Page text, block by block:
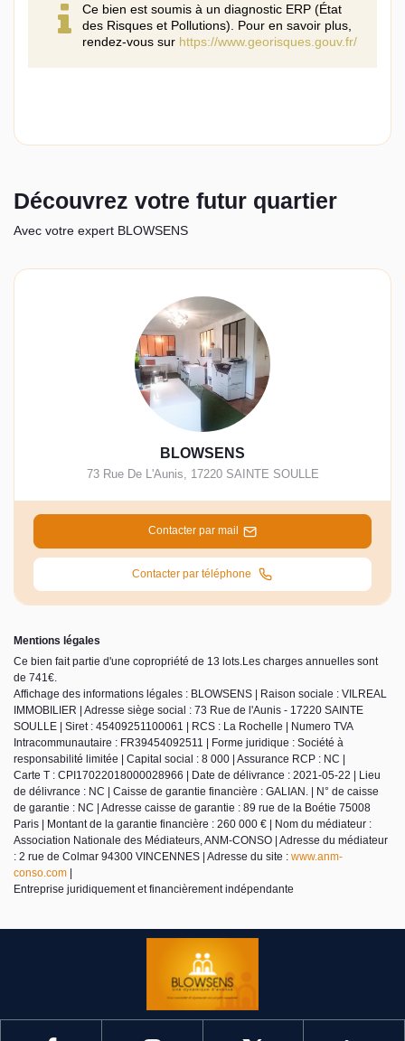
Ce bien est soumis à un diagnostic ERP (État
des Risques et Pollutions). Pour en savoir plus,
rendez-vous sur https://www.georisques.gouv.fr/
Découvrez votre futur quartier
Avec votre expert BLOWSENS
BLOWSENS
73 Rue De L'Aunis, 17220 SAINTE SOULLE
Contacter par mail
Contacter par téléphone
Mentions légales
Ce bien fait partie d'une copropriété de 13 lots.Les charges annuelles sont
de 741€.
Affichage des informations légales : BLOWSENS | Raison sociale : VILREAL
IMMOBILIER | Adresse siège social : 73 Rue de l'Aunis - 17220 SAINTE
SOULLE | Siret : 45409251100061 | RCS : La Rochelle | Numero TVA
Intracommunautaire : FR39454092511 | Forme juridique : Société à
responsabilité limitée | Capital social : 8 000 | Assurance RCP : NC |
Carte T : CPI17022018000028966 | Date de délivrance : 2021-05-22 | Lieu
de délivrance : NC | Caisse de garantie financière : GALIAN. | N° de caisse
de garantie : NC | Adresse caisse de garantie : 89 rue de la Boétie 75008
Paris | Montant de la garantie financière : 260 000 € | Nom du médiateur :
Association Nationale des Médiateurs, ANM-CONSO | Adresse du médiateur
: 2 rue de Colmar 94300 VINCENNES | Adresse du site : www.anm-
conso.com
Entreprise juridiquement et financièrement indépendante